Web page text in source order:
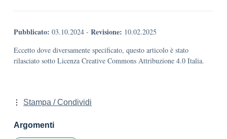
Pubblicato: 03.10.2024 - Revisione: 10.02.2025
Eccetto dove diversamente specificato, questo articolo è stato
rilasciato sotto Licenza Creative Commons Attribuzione 4.0 Italia.
Stampa / Condividi
Argomenti